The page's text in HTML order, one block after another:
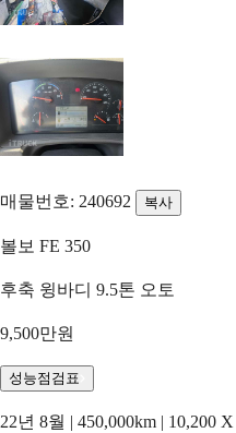
매물번호: 240692 복사
볼보 FE 350
후축 윙바디 9.5톤 오토
9,500만원
성능점검표
22년 8월 | 450,000km | 10,200